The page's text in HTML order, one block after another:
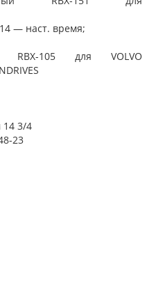
— наст. время;
RBX-105 для VOLVO
3/4
23